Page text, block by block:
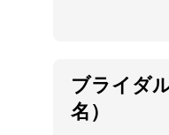
ブライダ
名）